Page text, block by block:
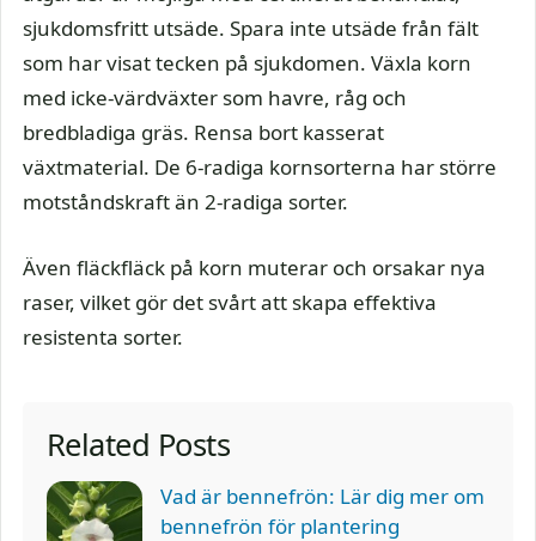
sjukdomsfritt utsäde. Spara inte utsäde från fält
som har visat tecken på sjukdomen. Växla korn
med icke-värdväxter som havre, råg och
bredbladiga gräs. Rensa bort kasserat
växtmaterial. De 6-radiga kornsorterna har större
motståndskraft än 2-radiga sorter.
Även fläckfläck på korn muterar och orsakar nya
raser, vilket gör det svårt att skapa effektiva
resistenta sorter.
Related Posts
Vad är bennefrön: Lär dig mer om
bennefrön för plantering